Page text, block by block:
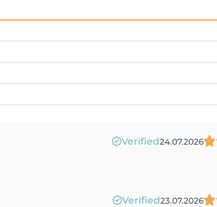
Verified24.07.2026
Verified23.07.2026